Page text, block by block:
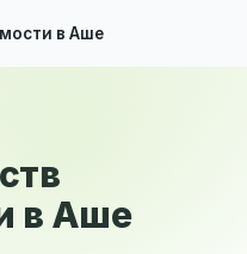
в Аше
в Аше